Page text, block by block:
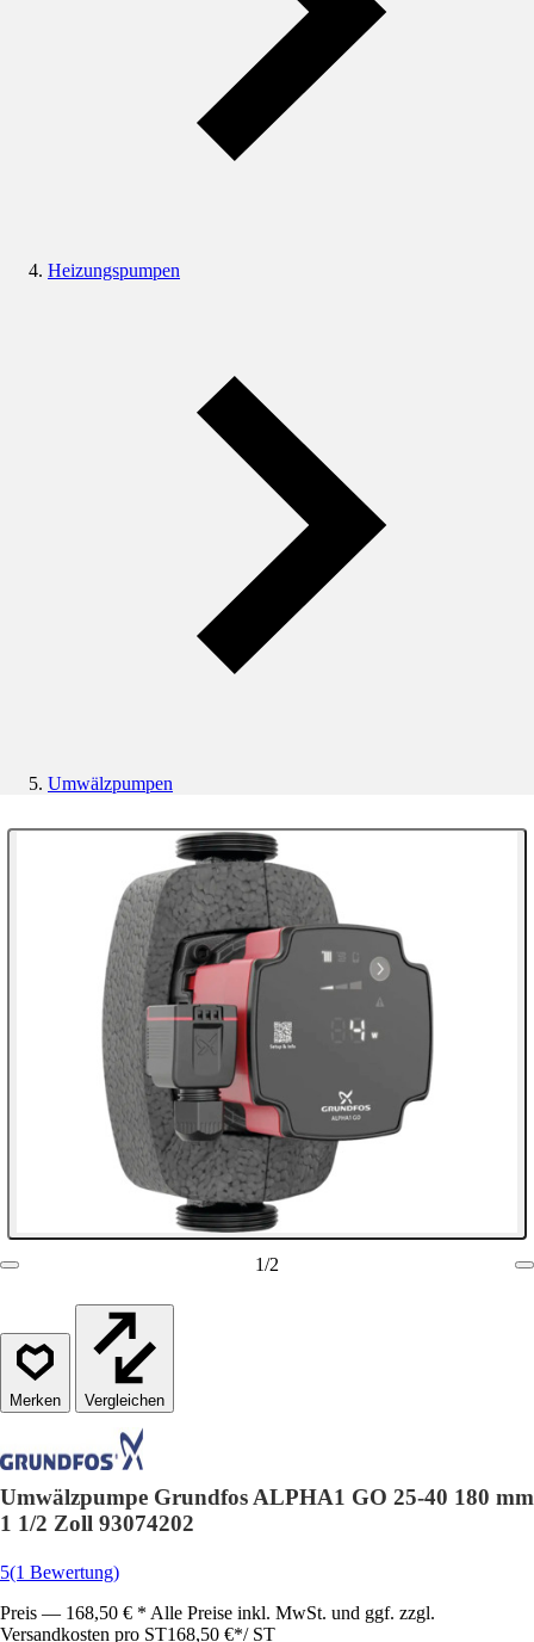
Heizungspumpen
Umwälzpumpen
1/2
Vergleichen
Umwälzpumpe Grundfos ALPHA1 GO 25-40 180 mm
1 1/2 Zoll 93074202
5(1 Bewertung)
Preis — 168,50 € * Alle Preise inkl. MwSt. und ggf. zzgl.
Versandkosten pro ST168,50 €*/ ST